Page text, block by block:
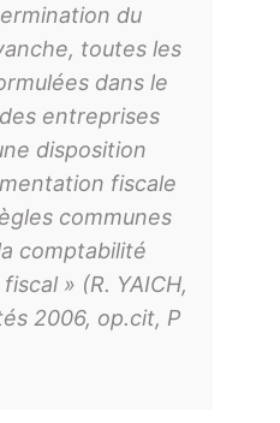
du
toutes les
dans le
entreprises
disposition
fiscale
communes
comptabilité
» (R. YAICH,
2006, op.cit, P